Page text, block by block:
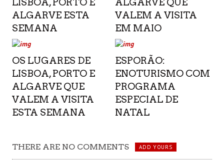
LISBOA, PORTO E
ALGARVE ESTA
SEMANA
ALGARVE QUE
VALEM A VISITA
EM MAIO
OS LUGARES DE
LISBOA, PORTO E
ALGARVE QUE
VALEM A VISITA
ESTA SEMANA
ESPORÃO:
ENOTURISMO COM
PROGRAMA
ESPECIAL DE
NATAL
THERE ARE NO COMMENTS ADD YOURS